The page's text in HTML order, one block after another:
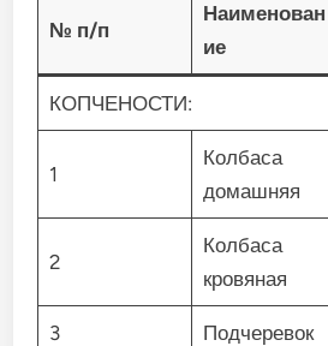
№ п/п
Наименован
ие
КОПЧЕНОСТИ:
1
Колбаса
домашняя
2
Колбаса
кровяная
3 Подчеревок